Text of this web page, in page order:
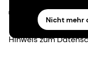
Nicht mehr
©2026 dsm-
Hinweis zum